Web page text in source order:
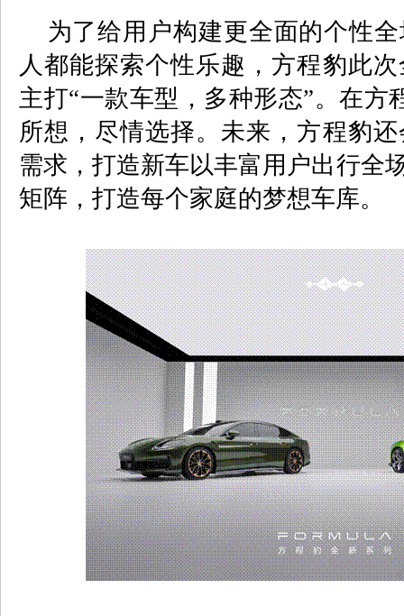
为了给用户构建更全面的个性全
人都能探索个性乐趣，方程豹此
主打“一款车型，多种形态”。在方
所想，尽情选择。未来，方程豹
需求，打造新车以丰富用户出行全
矩阵，打造每个家庭的梦想车库。